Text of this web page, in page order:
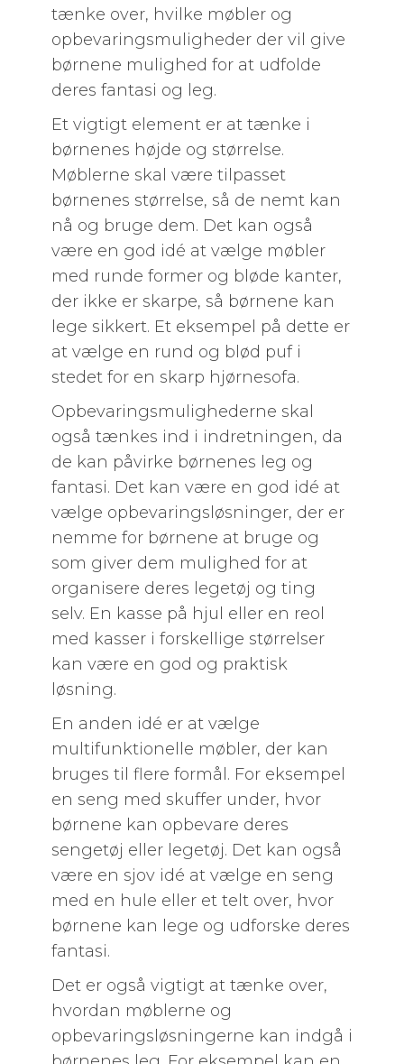
tænke over, hvilke møbler og
opbevaringsmuligheder der vil give
børnene mulighed for at udfolde
deres fantasi og leg.
Et vigtigt element er at tænke i
børnenes højde og størrelse.
Møblerne skal være tilpasset
børnenes størrelse, så de nemt kan
nå og bruge dem. Det kan også
være en god idé at vælge møbler
med runde former og bløde kanter,
der ikke er skarpe, så børnene kan
lege sikkert. Et eksempel på dette er
at vælge en rund og blød puf i
stedet for en skarp hjørnesofa.
Opbevaringsmulighederne skal
også tænkes ind i indretningen, da
de kan påvirke børnenes leg og
fantasi. Det kan være en god idé at
vælge opbevaringsløsninger, der er
nemme for børnene at bruge og
som giver dem mulighed for at
organisere deres legetøj og ting
selv. En kasse på hjul eller en reol
med kasser i forskellige størrelser
kan være en god og praktisk
løsning.
En anden idé er at vælge
multifunktionelle møbler, der kan
bruges til flere formål. For eksempel
en seng med skuffer under, hvor
børnene kan opbevare deres
sengetøj eller legetøj. Det kan også
være en sjov idé at vælge en seng
med en hule eller et telt over, hvor
børnene kan lege og udforske deres
fantasi.
Det er også vigtigt at tænke over,
hvordan møblerne og
opbevaringsløsningerne kan indgå i